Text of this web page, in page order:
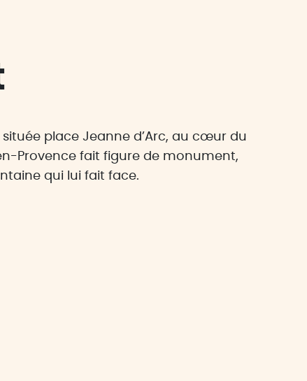
située place Jeanne d’Arc, au cœur du
Provence fait figure de monument,
qui lui fait face.